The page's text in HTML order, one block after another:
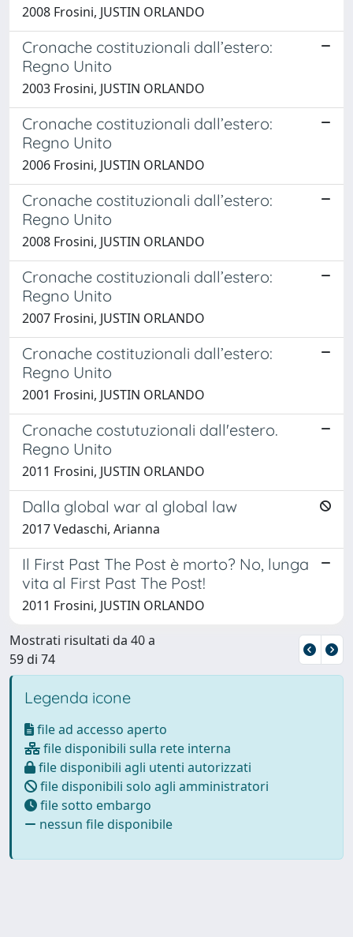
2008 Frosini, JUSTIN ORLANDO
Cronache costituzionali dall’estero:
Regno Unito
2003 Frosini, JUSTIN ORLANDO
Cronache costituzionali dall’estero:
Regno Unito
2006 Frosini, JUSTIN ORLANDO
Cronache costituzionali dall’estero:
Regno Unito
2008 Frosini, JUSTIN ORLANDO
Cronache costituzionali dall’estero:
Regno Unito
2007 Frosini, JUSTIN ORLANDO
Cronache costituzionali dall’estero:
Regno Unito
2001 Frosini, JUSTIN ORLANDO
Cronache costutuzionali dall'estero.
Regno Unito
2011 Frosini, JUSTIN ORLANDO
Dalla global war al global law
2017 Vedaschi, Arianna
Il First Past The Post è morto? No, lunga
vita al First Past The Post!
2011 Frosini, JUSTIN ORLANDO
Mostrati risultati da 40 a
59 di 74
Legenda icone
file ad accesso aperto
file disponibili sulla rete interna
file disponibili agli utenti autorizzati
file disponibili solo agli amministratori
file sotto embargo
nessun file disponibile